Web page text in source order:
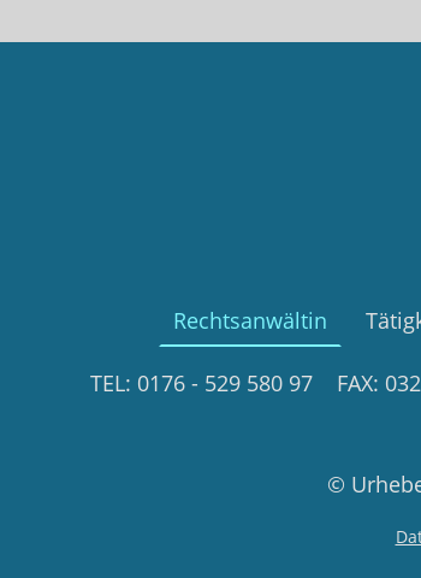
Rechtsanwältin
TEL: 0176 - 529 580 97 FAX:
©